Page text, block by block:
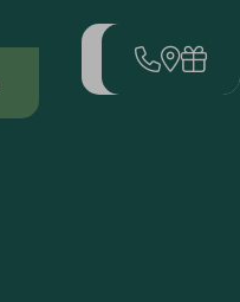
ÖFFNET
DAS
MENÜ